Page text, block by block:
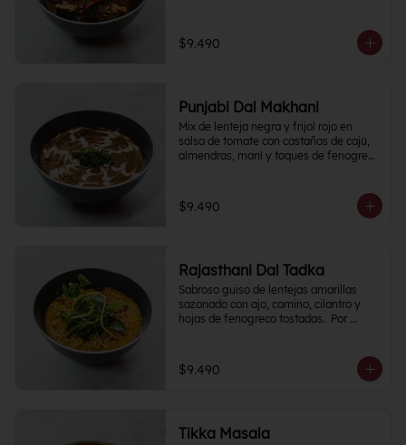
$9.490
Punjabi Dal Makhani
Mix de lenteja negra y frijol rojo en
salsa de tomate con castañas de cajú,
almendras, maní y toques de fenogreco
$9.490
Rajasthani Dal Tadka
Sabroso guiso de lentejas amarillas
sazonado con ajo, comino, cilantro y
hojas de fenogreco tostadas.  Por
$9.490
Tikka Masala